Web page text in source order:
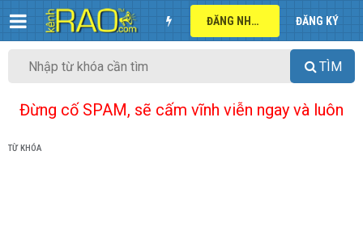
ĐĂNG NHẬP ĐĂNG KÝ
TÌM
Đừng cố SPAM, sẽ cấm vĩnh viễn ngay và luôn
TỪ KHÓA